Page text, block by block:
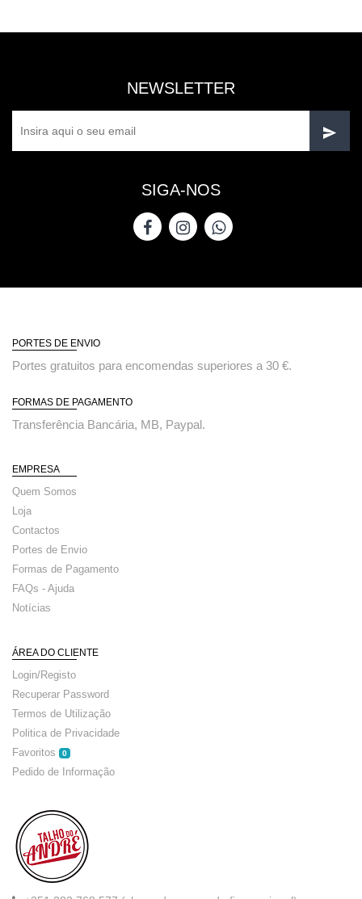
NEWSLETTER
SIGA-NOS
PORTES DE ENVIO
Portes gratuitos para encomendas superiores a 30 €.
FORMAS DE PAGAMENTO
Transferência Bancária, MB, Paypal.
EMPRESA
Quem Somos
Loja
Contactos
Portes de Envio
Formas de Pagamento
FAQs - Ajuda
Notícias
ÁREA DO CLIENTE
Login/Registo
Recuperar Password
Termos de Utilização
Politica de Privacidade
Favoritos
0
Pedido de Informação